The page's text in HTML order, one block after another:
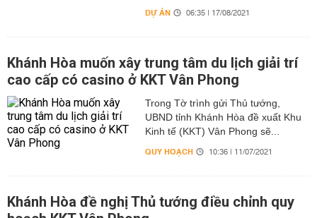
DỰ ÁN 06:35 | 17/08/2021
Khánh Hòa muốn xây trung tâm du lịch giải trí
cao cấp có casino ở KKT Vân Phong
Trong Tờ trình gửi Thủ tướng,
UBND tỉnh Khánh Hòa đề xuất Khu
Kinh tế (KKT) Vân Phong sẽ...
QUY HOẠCH 10:36 | 11/07/2021
Khánh Hòa đề nghị Thủ tướng điều chỉnh quy